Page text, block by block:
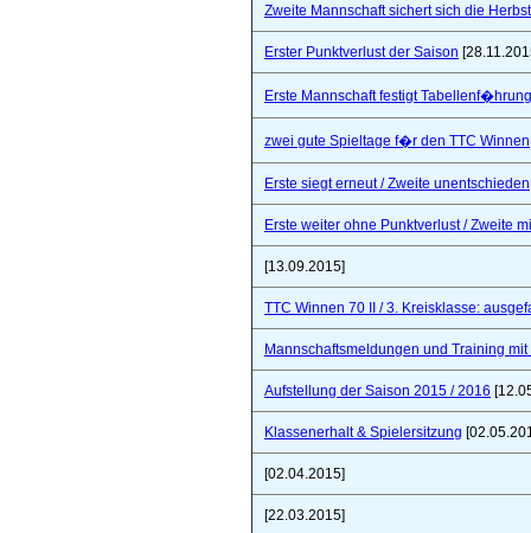
Zweite Mannschaft sichert sich die
Erster Punktverlust der Saison
Erste Mannschaft festigt
zwei gute Spieltage f�r den TTC Winnen
Erste siegt erneut / Zweite unentschieden
Erste weiter ohne Punktverlust / Zweite
[13.09.2015]
TTC Winnen 70 II / 3. Kreisklasse:
Mannschaftsmeldungen und Training
Aufstellung der Saison 2015 / 2016
Klassenerhalt & Spielersitzung
[02.04.2015]
[22.03.2015]